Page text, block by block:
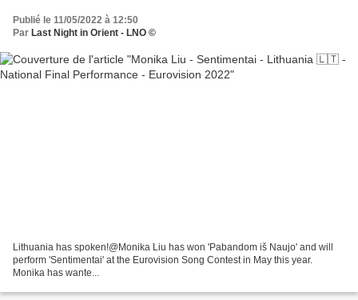
Publié le 11/05/2022 à 12:50
Par Last Night in Orient - LNO ©
Lithuania has spoken!@Monika Liu has won 'Pabandom iš Naujo' and will
perform 'Sentimentai' at the Eurovision Song Contest in May this year.
Monika has wante...